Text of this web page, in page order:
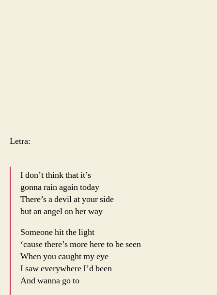
Letra:
I don’t think that it’s
gonna rain again today
There’s a devil at your side
but an angel on her way
Someone hit the light
‘cause there’s more here to be seen
When you caught my eye
I saw everywhere I’d been
And wanna go to